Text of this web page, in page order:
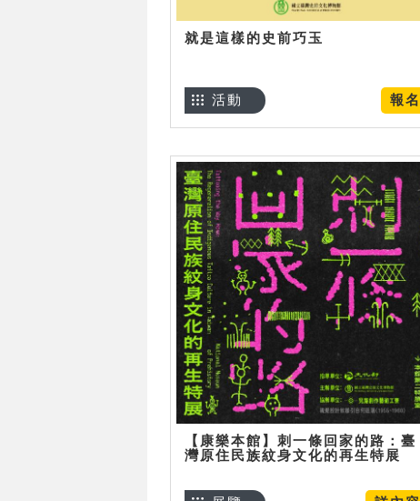
就是這樣的史前巧玉
報名
活動
【康樂本館】刺一條回家的路：臺
灣原住民族紋身文化的再生特展